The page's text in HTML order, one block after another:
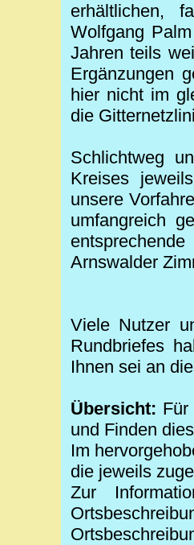
erhältlichen,
Wolfgang
Jahren teils
Ergänzungen
hier nicht im
die
Schlichtweg
Kreises
unsere
umfangreich
Arnswalder
Viele Nutzer
Rundbriefes
Ihnen sei an
Übersicht:
und Finden
Im
die jeweils
Zur